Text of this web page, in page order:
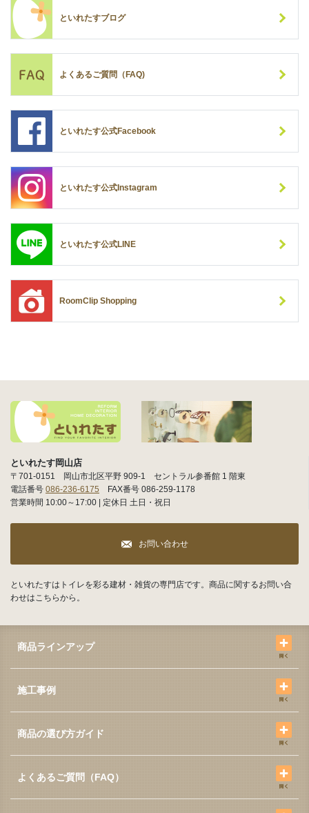
といれたすブログ
よくあるご質問（FAQ)
といれたす公式Facebook
といれたす公式Instagram
といれたす公式LINE
RoomClip Shopping
といれたす岡山店
〒701-0151 岡山市北区平野 909-1 セントラル参番館 1 階東
電話番号 086-236-6175 FAX番号 086-259-1178
営業時間 10:00～17:00 | 定休日 土日・祝日
お問い合わせ
といれたすはトイレを彩る建材・雑貨の専門店です。商品に関するお問い合
わせはこちらから。
商品ラインアップ
施工事例
商品の選び方ガイド
よくあるご質問（FAQ）